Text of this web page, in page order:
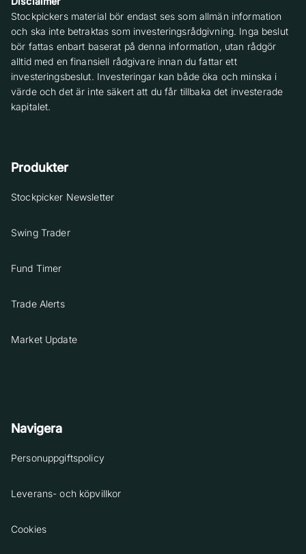
Stockpickers material bör endast ses som allmän information
och ska inte betraktas som investeringsrådgivning. Inga beslut
bör fattas enbart baserat på denna information, utan rådgör
alltid med en finansiell rådgivare innan du fattar ett
investeringsbeslut. Investeringar kan både öka och minska i
värde och det är inte säkert att du får tillbaka det investerade
kapitalet.
Produkter
Stockpicker Newsletter
Swing Trader
Fund Timer
Trade Alerts
Market Update
Navigera
Personuppgiftspolicy
Leverans- och köpvillkor
Cookies